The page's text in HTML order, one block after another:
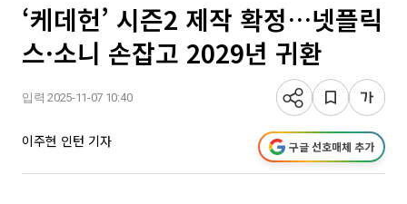
‘케데헌’ 시즌2 제작 확정…넷플릭
스·소니 손잡고 2029년 귀환
입력 2025-11-07 10:40
이주현 인턴 기자 구글 선호매체 추가